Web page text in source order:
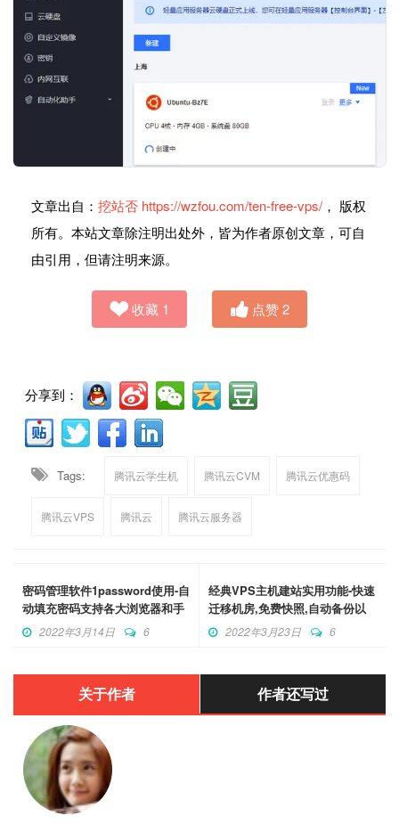
文章出自： 挖站否 https://wzfou.com/ten-free-vps/ ， 版权
所有。本站文章除注明出处外，皆为作者原创文章，可自
由引用，但请注明来源。
收藏 1 点赞2
分享到：
Tags: 腾讯云学生机 腾讯云CVM 腾讯云优惠码
腾讯云VPS 腾讯云 腾讯云服务器
密码管理软件1password使用-自
动填充密码支持各大浏览器和手
机应用2022年3月14日 6
经典VPS主机建站实用功能-快速
迁移机房,免费快照,自动备份以
及挂载ISO方法
2022年3月23日 6
关于作者 作者还写过